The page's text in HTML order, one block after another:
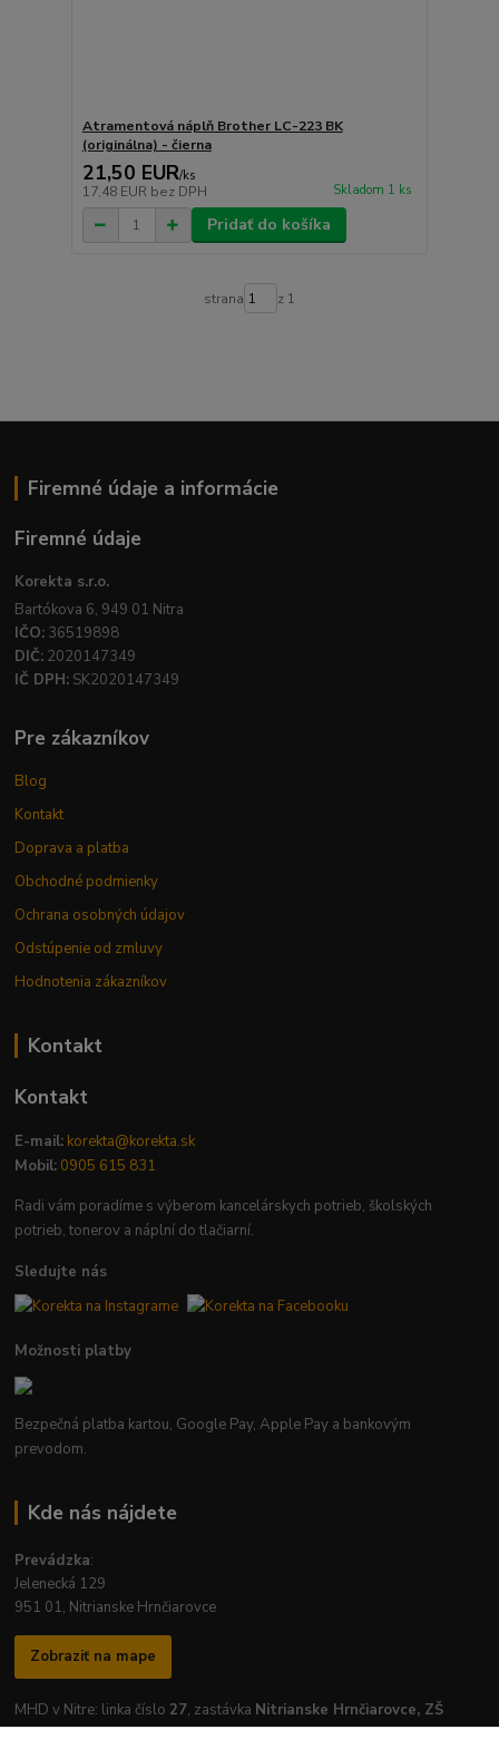
Atramentová náplň Brother LC-223 BK
(originálna) - čierna
21,50 EUR/ks
17,48 EUR bez DPH Skladom 1 ks
Pridať do košíka
strana z 1
Firemné údaje a informácie
Firemné údaje
Korekta s.r.o.
Bartókova 6, 949 01 Nitra
IČO: 36519898
DIČ: 2020147349
IČ DPH: SK2020147349
Pre zákazníkov
Blog
Kontakt
Doprava a platba
Obchodné podmienky
Ochrana osobných údajov
Odstúpenie od zmluvy
Hodnotenia zákazníkov
Kontakt
Kontakt
E-mail: korekta@korekta.sk
Mobil: 0905 615 831
Radi vám poradíme s výberom kancelárskych potrieb, školských
potrieb, tonerov a náplní do tlačiarní.
Sledujte nás
Možnosti platby
Bezpečná platba kartou, Google Pay, Apple Pay a bankovým
prevodom.
Kde nás nájdete
Prevádzka:
Jelenecká 129
951 01, Nitrianske Hrnčiarovce
Zobraziť na mape
MHD v Nitre: linka číslo 27, zastávka Nitrianske Hrnčiarovce, ZŠ